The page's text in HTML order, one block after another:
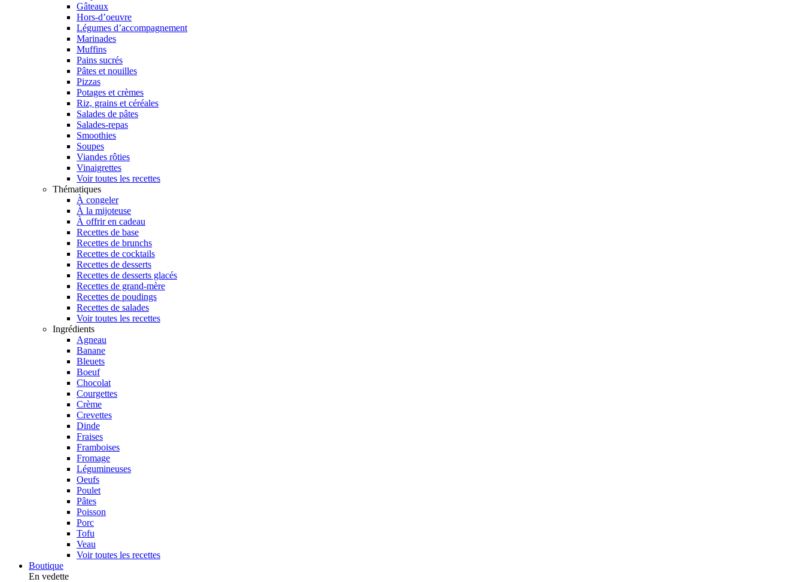
Gâteaux
Hors-d’oeuvre
Légumes d’accompagnement
Marinades
Muffins
Pains sucrés
Pâtes et nouilles
Pizzas
Potages et crèmes
Riz, grains et céréales
Salades de pâtes
Salades-repas
Smoothies
Soupes
Viandes rôties
Vinaigrettes
Voir toutes les recettes
Thématiques
À congeler
À la mijoteuse
À offrir en cadeau
Recettes de base
Recettes de brunchs
Recettes de cocktails
Recettes de desserts
Recettes de desserts glacés
Recettes de grand-mère
Recettes de poudings
Recettes de salades
Voir toutes les recettes
Ingrédients
Agneau
Banane
Bleuets
Boeuf
Chocolat
Courgettes
Crème
Crevettes
Dinde
Fraises
Framboises
Fromage
Légumineuses
Oeufs
Poulet
Pâtes
Poisson
Porc
Tofu
Veau
Voir toutes les recettes
Boutique
En vedette